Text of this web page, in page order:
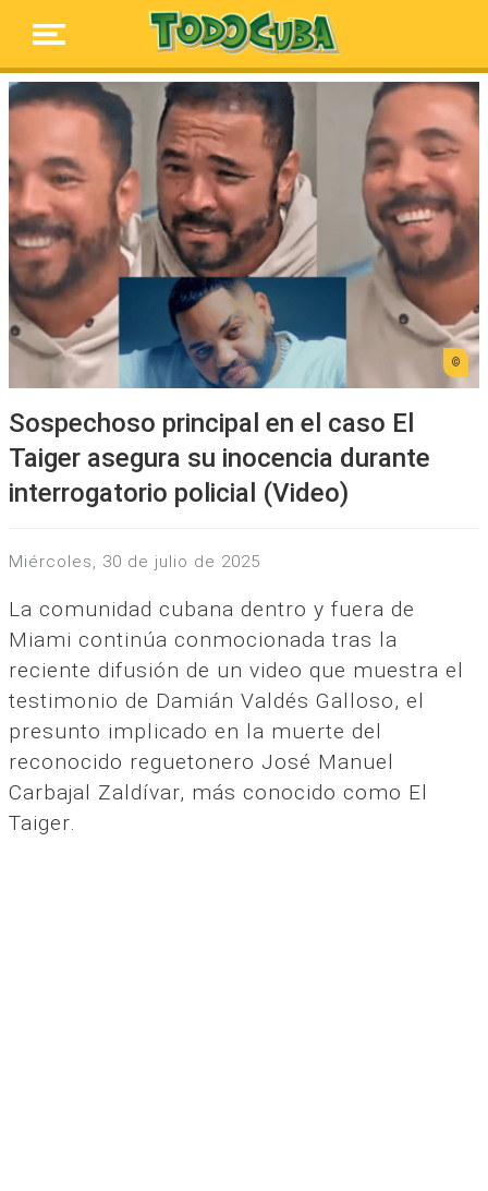
Sospechoso principal en el caso El
Taiger asegura su inocencia durante
interrogatorio policial (Video)
miércoles, 30 de julio de 2025
La comunidad cubana dentro y fuera de
Miami continúa conmocionada tras la
reciente difusión de un video que muestra el
testimonio de Damián Valdés Galloso, el
presunto implicado en la muerte del
reconocido reguetonero José Manuel
Carbajal Zaldívar, más conocido como El
Taiger.